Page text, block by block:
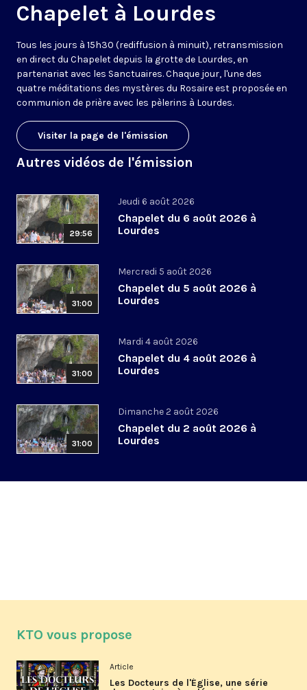
Chapelet à Lourdes
Tous les jours à 15h30 (rediffusion à minuit), retransmission
en direct du Chapelet depuis la grotte de Lourdes, en
partenariat avec les Sanctuaires. Chaque jour, l'une des
quatre méditations des mystères du Rosaire est proposée en
communion de prière avec les pèlerins à Lourdes.
Visiter la page de l'émission
Autres vidéos de l'émission
29:56
Jeudi 6 août 2026
Chapelet du 6 août 2026 à
Lourdes
31:00
Mercredi 5 août 2026
Chapelet du 5 août 2026 à
Lourdes
31:00
Mardi 4 août 2026
Chapelet du 4 août 2026 à
Lourdes
31:00
Dimanche 2 août 2026
Chapelet du 2 août 2026 à
Lourdes
KTO vous propose
Article
Les Docteurs de l'Église, une série